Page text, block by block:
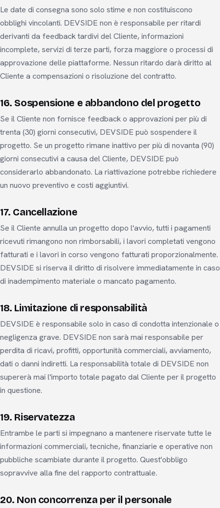
Le date di consegna sono solo stime e non costituiscono
obblighi vincolanti. DEVSIDE non è responsabile per ritardi
derivanti da feedback tardivi del Cliente, informazioni
incomplete, servizi di terze parti, forza maggiore o processi di
approvazione delle piattaforme. Nessun ritardo darà diritto al
Cliente a compensazioni o risoluzione del contratto.
16. Sospensione e abbandono del progetto
Se il Cliente non fornisce feedback o approvazioni per più di
trenta (30) giorni consecutivi, DEVSIDE può sospendere il
progetto. Se un progetto rimane inattivo per più di novanta (90)
giorni consecutivi a causa del Cliente, DEVSIDE può
considerarlo abbandonato. La riattivazione potrebbe richiedere
un nuovo preventivo e costi aggiuntivi.
17. Cancellazione
Se il Cliente annulla un progetto dopo l'avvio, tutti i pagamenti
ricevuti rimangono non rimborsabili, i lavori completati vengono
fatturati e i lavori in corso vengono fatturati proporzionalmente.
DEVSIDE si riserva il diritto di risolvere immediatamente in caso
di inadempimento materiale o mancato pagamento.
18. Limitazione di responsabilità
DEVSIDE è responsabile solo in caso di condotta intenzionale o
negligenza grave. DEVSIDE non sarà mai responsabile per
perdita di ricavi, profitti, opportunità commerciali, avviamento,
dati o danni indiretti. La responsabilità totale di DEVSIDE non
supererà mai l'importo totale pagato dal Cliente per il progetto
in questione.
19. Riservatezza
Entrambe le parti si impegnano a mantenere riservate tutte le
informazioni commerciali, tecniche, finanziarie e operative non
pubbliche scambiate durante il progetto. Quest'obbligo
sopravvive alla fine del rapporto contrattuale.
20. Non concorrenza per il personale